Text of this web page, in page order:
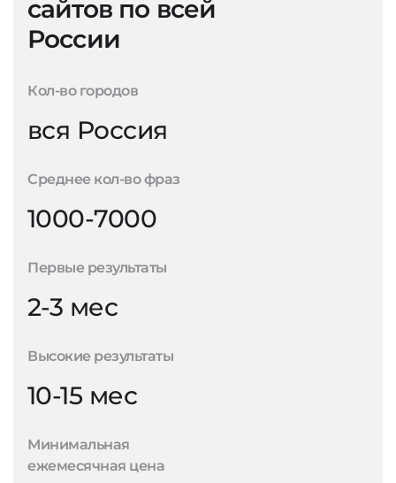
сайтов по всей
России
Кол-во городов
вся Россия
Среднее кол-во фраз
1000-7000
Первые результаты
2-3 мес
Высокие результаты
10-15 мес
Минимальная
ежемесячная цена